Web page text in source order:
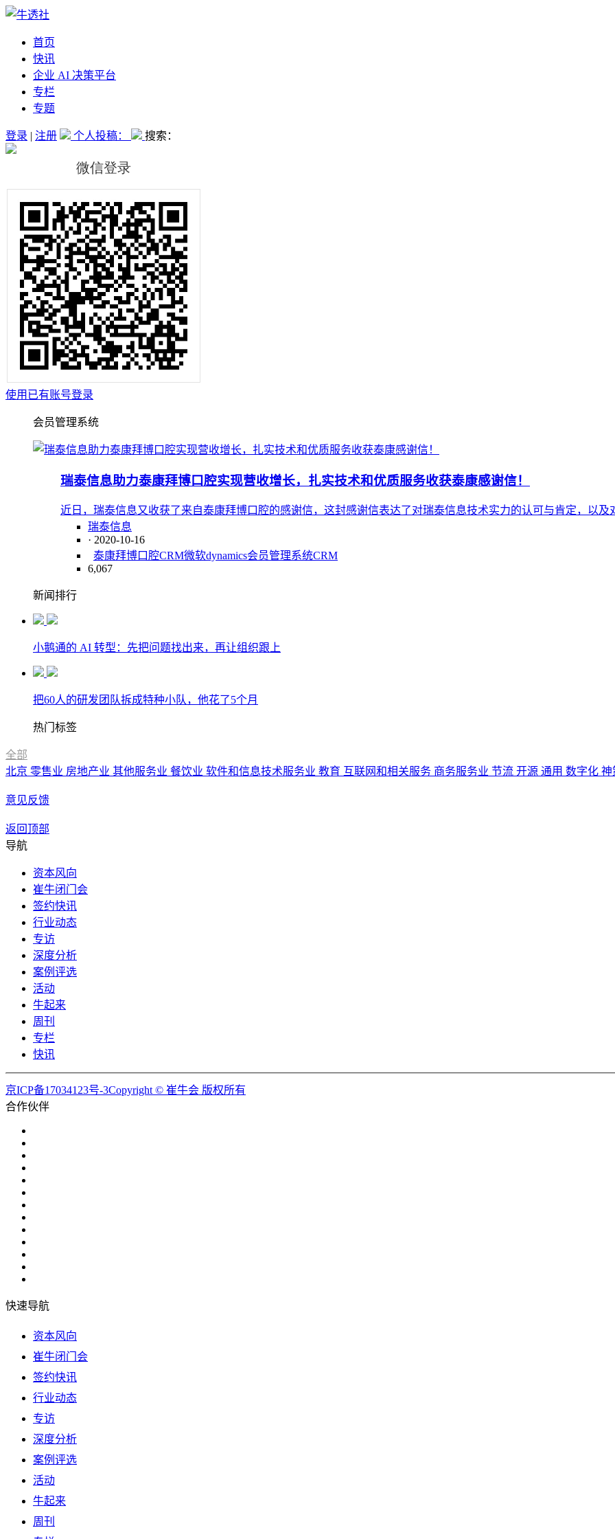
首页
快讯
企业 AI 决策平台
专栏
专题
登录 | 注册 个人投稿： 搜索：
使用已有账号登录
会员管理系统
瑞泰信息助力泰康拜博口腔实现营收增长，扎实技术和优质服务收获泰康感谢信！
近日，瑞泰信息又收获了来自泰康拜博口腔的感谢信，这封感谢信表达了对瑞泰信息技术实力的认可与肯定，以
瑞泰信息
· 2020-10-16
泰康拜博口腔CRM微软dynamics会员管理系统CRM
6,067
新闻排行
小鹅通的 AI 转型：先把问题找出来，再让组织跟上
把60人的研发团队拆成特种小队，他花了5个月
热门标签
全部
北京 零售业 房地产业 其他服务业 餐饮业 软件和信息技术服务业 教育 互联网和相关服务 商务服务业 节流 开源 通用 数字化 神
意见反馈
返回顶部
导航
资本风向
崔牛闭门会
签约快讯
行业动态
专访
深度分析
案例评选
活动
牛起来
周刊
专栏
快讯
京ICP备17034123号-3Copyright © 崔牛会 版权所有
合作伙伴
快速导航
资本风向
崔牛闭门会
签约快讯
行业动态
专访
深度分析
案例评选
活动
牛起来
周刊